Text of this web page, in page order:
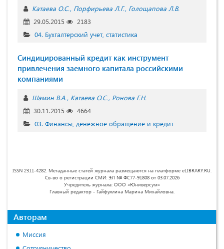
Катаева О.С. Порфирьева Л.Г. Голощапова Л.В.
29.05.2015
2183
04. Бухгалтерский учет, статистика
Синдицированный кредит как инструмент
привлечения заемного капитала российскими
компаниями
Шамин В.А. Катаева О.С. Ронова Г.Н.
30.11.2015
4664
03. Финансы, денежное обращение и кредит
ISSN 2311-4282. Метаданные статей журнала размещаются на платформе eLIBRARY.RU.
Св-во о регистрации СМИ: ЭЛ № ФС77-91808 от 03.07.2026
Учредитель журнала: ООО «Юниверсум»
Главный редактор - Гайфуллина Марина Михайловна.
Авторам
Миссия